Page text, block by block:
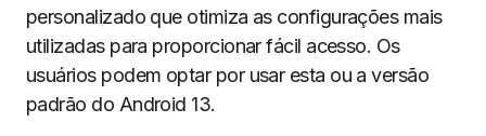
personalizado que otimiza as configurações mais
utilizadas para proporcionar fácil acesso. Os
usuários podem optar por usar esta ou a versão
padrão do Android 13.